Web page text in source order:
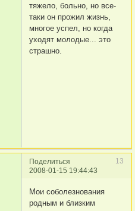
тяжело, больно, но все-
таки он прожил жизнь,
многое успел, но когда
уходят молодые... это
страшно.
Поделиться
13
2008-01-15 19:44:43
Мои соболезнования
родным и близким